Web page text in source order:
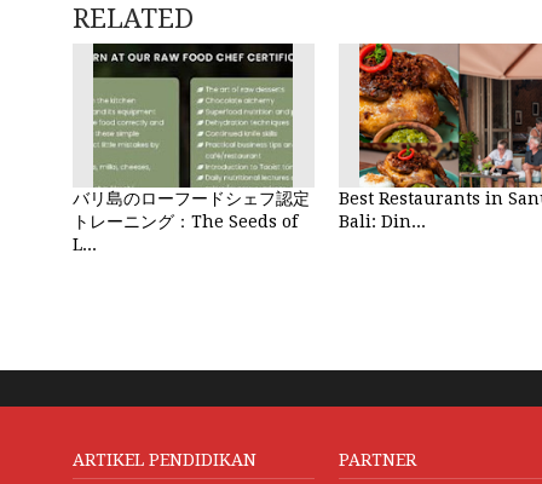
RELATED
バリ島のローフードシェフ認定
トレーニング：The Seeds of
L...
Best Restaurants in
Bali: Din...
ARTIKEL PENDIDIKAN PARTNER